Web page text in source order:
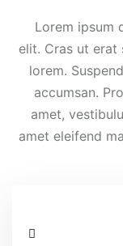
بنا
Lorem ipsum
elit. Cras ut erat
lorem.
accumsan.
amet,
amet eleifend